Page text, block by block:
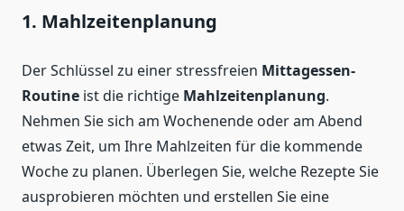
1. Mahlzeitenplanung
Der Schlüssel zu einer stressfreien Mittagessen-
Routine ist die richtige Mahlzeitenplanung.
Nehmen Sie sich am Wochenende oder am Abend
etwas Zeit, um Ihre Mahlzeiten für die kommende
Woche zu planen. Überlegen Sie, welche Rezepte Sie
ausprobieren möchten und erstellen Sie eine